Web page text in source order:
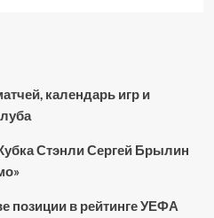
календарь игр и
Стэнли Сергей Брылин
позиции в рейтинге УЕФА